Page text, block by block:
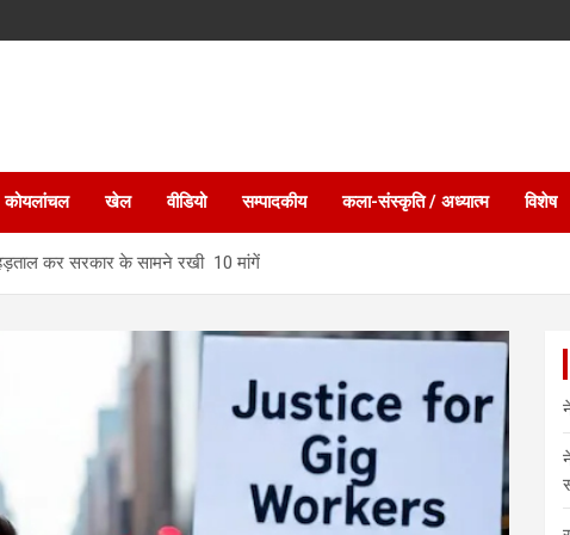
कोयलांचल खेल वीडियो सम्पादकीय कला-संस्कृति / अध्यात्म विशेष
हड़ताल कर सरकार के सामने रखी 10 मांगें